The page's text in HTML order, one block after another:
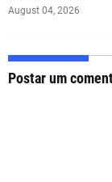
August 04, 2026
Postar um